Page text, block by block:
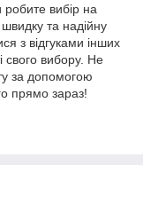
вибір на
та надійну
з відгуками інших
свого вибору. Не
за допомогою
прямо зараз!